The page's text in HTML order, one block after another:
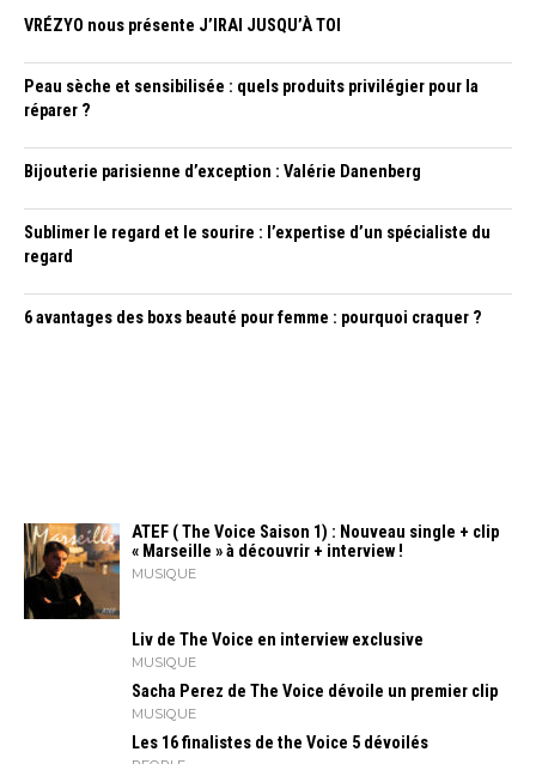
VRÉZYO nous présente J’IRAI JUSQU’À TOI
Peau sèche et sensibilisée : quels produits privilégier pour la
réparer ?
Bijouterie parisienne d’exception : Valérie Danenberg
Sublimer le regard et le sourire : l’expertise d’un spécialiste du
regard
6 avantages des boxs beauté pour femme : pourquoi craquer ?
ATEF ( The Voice Saison 1) : Nouveau single + clip
« Marseille » à découvrir + interview !
MUSIQUE
Liv de The Voice en interview exclusive
MUSIQUE
Sacha Perez de The Voice dévoile un premier clip
MUSIQUE
Les 16 finalistes de the Voice 5 dévoilés